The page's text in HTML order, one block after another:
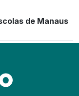
de Manaus